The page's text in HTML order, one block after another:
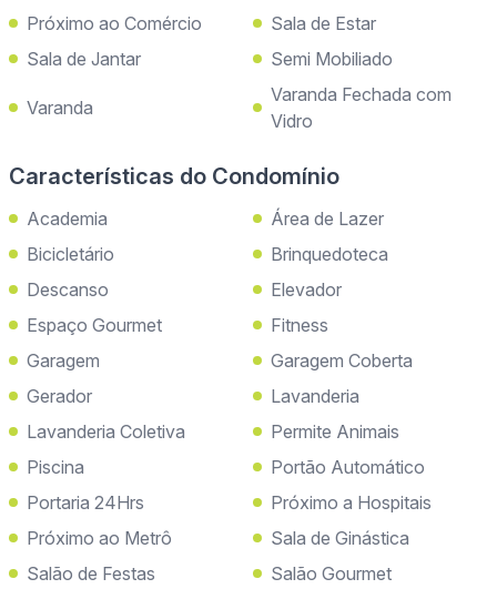
Próximo ao Comércio
Sala de Estar
Sala de Jantar
Semi Mobiliado
Varanda
Varanda Fechada com
Vidro
Características do Condomínio
Academia
Área de Lazer
Bicicletário
Brinquedoteca
Descanso
Elevador
Espaço Gourmet
Fitness
Garagem
Garagem Coberta
Gerador
Lavanderia
Lavanderia Coletiva
Permite Animais
Piscina
Portão Automático
Portaria 24Hrs
Próximo a Hospitais
Próximo ao Metrô
Sala de Ginástica
Salão de Festas
Salão Gourmet